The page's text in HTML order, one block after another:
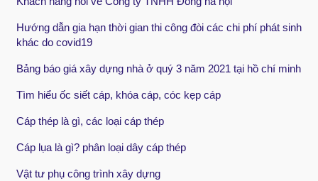
Hướng dẫn gia hạn thời gian thi công đòi các chi phí phát sinh
khác do covid19
Bảng báo giá xây dựng nhà ở quý 3 năm 2021 tại hồ chí minh
Tìm hiểu ốc siết cáp, khóa cáp, cóc kẹp cáp
Cáp thép là gì, các loại cáp thép
Cáp lụa là gì? phân loại dây cáp thép
Vật tư phụ công trình xây dựng